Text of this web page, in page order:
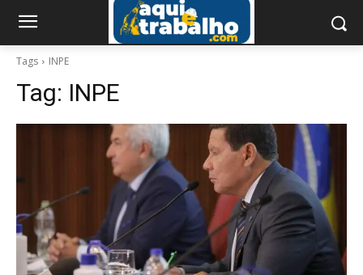
Tags INPE
Tag: INPE